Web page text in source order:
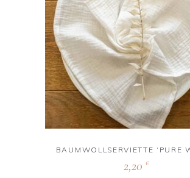
BAUMWOLLSERVIETTE ‘PURE
2,20 €